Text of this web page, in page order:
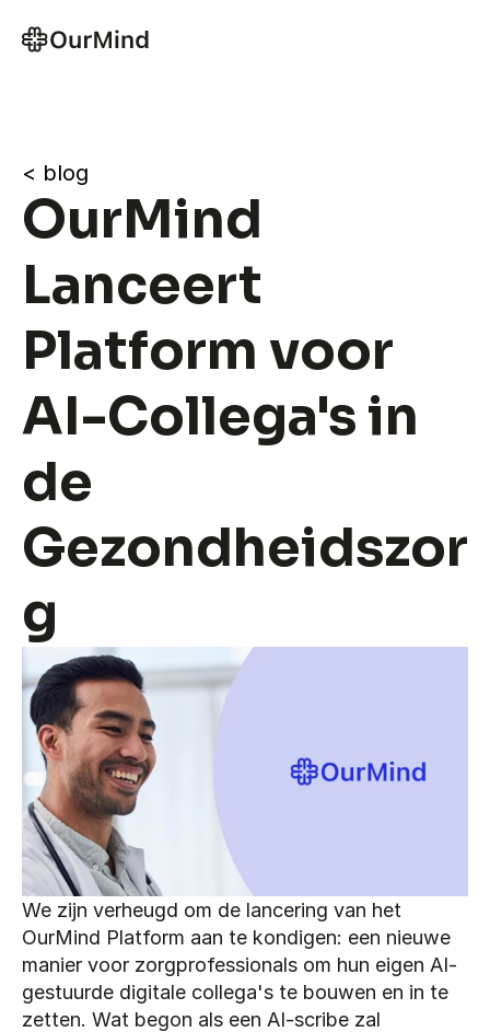
< blog
OurMind
Lanceert
Platform voor
AI-Collega's in
de
Gezondheidszor
g
We zijn verheugd om de lancering van het
OurMind Platform aan te kondigen: een nieuwe
manier voor zorgprofessionals om hun eigen AI-
gestuurde digitale collega's te bouwen en in te
zetten. Wat begon als een AI-scribe zal